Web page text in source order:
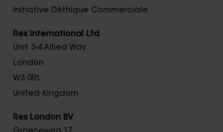
Initiative Déthique Commerciale
Rex International Ltd
Unit 3-4 Allied Way
London
W3 0RL
United Kingdom
Rex London BV